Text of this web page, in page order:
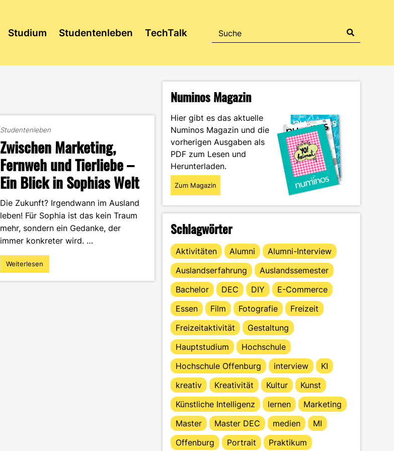
Studium Studentenleben TechTalk
Studentenleben
Zwischen Marketing,
Fernweh und Tierliebe –
Ein Blick in Sophias Welt
Die Zukunft? Irgendwann im Ausland
leben! Für Sophia ist das kein Traum
mehr, sondern ein Gedanke, der
immer konkreter wird. …
"Zwischen
Marketing,
Weiterlesen
Numinos Magazin
Hier gibt es das aktuelle
Numinos Magazin und die
vorherigen Ausgaben als
PDF zum Lesen und
Herunterladen.
Zum Magazin
Schlagwörter
Aktivitäten Alumni
Alumni-Interview
Auslandserfahrung
Auslandssemester
Bachelor
DEC DIY
E-Commerce
Essen
Film Fotografie
Freizeit
Freizeitaktivität
Gestaltung
Hauptstudium
Hochschule
Hochschule Offenburg
interview
KI
kreativ
Kreativität Kultur
Kunst
Künstliche Intelligenz
lernen
Marketing
Master
Master DEC medien
MI
Offenburg
Portrait
Praktikum